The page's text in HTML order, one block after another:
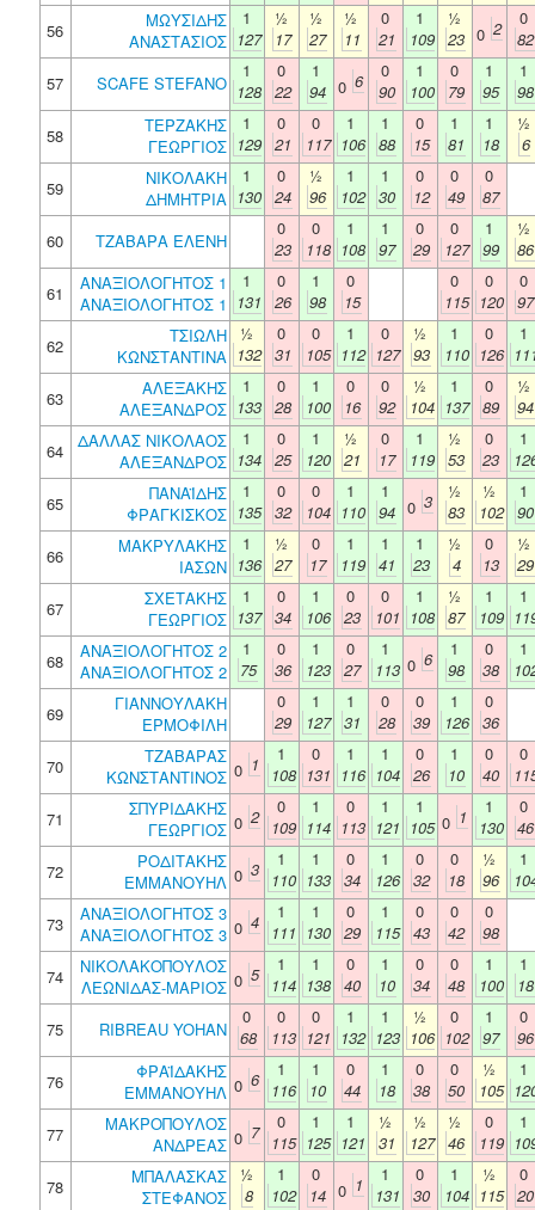
56
ΜΩΥΣΙΔΗΣ
ΑΝΑΣΤΑΣΙΟΣ
1
127
½
17
½
27
½
11
0
21
1
109
½
23 0 2
0
82
57
SCAFE STEFANO
1
128
0
22
1
94 0 6
0
90
1
100
0
79
1
95
1
98
58
ΤΕΡΖΑΚΗΣ
ΓΕΩΡΓΙΟΣ
1
129
0
21
0
117
1
106
1
88
0
15
1
81
1
18
½
6
59
ΝΙΚΟΛΑΚΗ
ΔΗΜΗΤΡΙΑ
1
130
0
24
½
96
1
102
1
30
0
12
0
49
0
87
60
ΤΖΑΒΑΡΑ ΕΛΕΝΗ
0
23
0
118
1
108
1
97
0
29
0
127
1
99
½
86
61
ΑΝΑΞΙΟΛΟΓΗΤΟΣ 1
ΑΝΑΞΙΟΛΟΓΗΤΟΣ 1
1
131
0
26
1
98
0
15
0
115
0
120
0
97
62
ΤΣΙΩΛΗ
ΚΩΝΣΤΑΝΤΙΝΑ
½
132
0
31
0
105
1
112
0
127
½
93
1
110
0
126
1
63
ΑΛΕΞΑΚΗΣ
ΑΛΕΞΑΝΔΡΟΣ
1
133
0
28
1
100
0
16
0
92
½
104
1
137
0
89
½
94
64
ΔΑΛΛΑΣ ΝΙΚΟΛΑΟΣ
ΑΛΕΞΑΝΔΡΟΣ
1
134
0
25
1
120
½
21
0
17
1
119
½
53
0
23
1
65
ΠΑΝΑΪΔΗΣ
ΦΡΑΓΚΙΣΚΟΣ
1
135
0
32
0
104
1
110
1
94 0 3
½
83
½
102
1
90
66
ΜΑΚΡΥΛΑΚΗΣ
ΙΑΣΩΝ
1
136
½
27
0
17
1
119
1
41
1
23
½
4
0
13
½
29
67
ΣΧΕΤΑΚΗΣ
ΓΕΩΡΓΙΟΣ
1
137
0
34
1
106
0
23
0
101
1
108
½
87
1
109
1
68
ΑΝΑΞΙΟΛΟΓΗΤΟΣ 2
ΑΝΑΞΙΟΛΟΓΗΤΟΣ 2
1
75
0
36
1
123
0
27
1
113 0 6
1
98
0
38
1
69
ΓΙΑΝΝΟΥΛΑΚΗ
ΕΡΜΟΦΙΛΗ
0
29
1
127
1
31
0
28
0
39
1
126
0
36
70
ΤΖΑΒΑΡΑΣ
ΚΩΝΣΤΑΝΤΙΝΟΣ 0 1
1
108
0
131
1
116
1
104
0
26
1
10
0
40
0
71
ΣΠΥΡΙΔΑΚΗΣ
ΓΕΩΡΓΙΟΣ 0 2
0
109
1
114
0
113
1
121
1
105 0 1
1
130
0
46
72
ΡΟΔΙΤΑΚΗΣ
ΕΜΜΑΝΟΥΗΛ 0 3
1
110
1
133
0
34
1
126
0
32
0
18
½
96
1
73
ΑΝΑΞΙΟΛΟΓΗΤΟΣ 3
ΑΝΑΞΙΟΛΟΓΗΤΟΣ 3 0 4
1
111
1
130
0
29
1
115
0
43
0
42
0
98
74
ΝΙΚΟΛΑΚΟΠΟΥΛΟΣ
ΛΕΩΝΙΔΑΣ-ΜΑΡΙΟΣ 0 5
1
114
1
138
0
40
1
10
0
34
0
48
1
100
1
18
75
RIBREAU YOHAN
0
68
0
113
0
121
1
132
1
123
½
106
0
102
1
97
0
96
76
ΦΡΑΪΔΑΚΗΣ
ΕΜΜΑΝΟΥΗΛ 0 6
1
116
1
10
0
44
1
18
0
38
0
50
½
105
1
77
ΜΑΚΡΟΠΟΥΛΟΣ
ΑΝΔΡΕΑΣ 0 7
0
115
1
125
1
121
½
31
½
127
½
46
0
119
1
78
ΜΠΑΛΑΣΚΑΣ
ΣΤΕΦΑΝΟΣ
½
8
1
102
0
14 0 1
1
131
0
30
1
104
½
115
0
20